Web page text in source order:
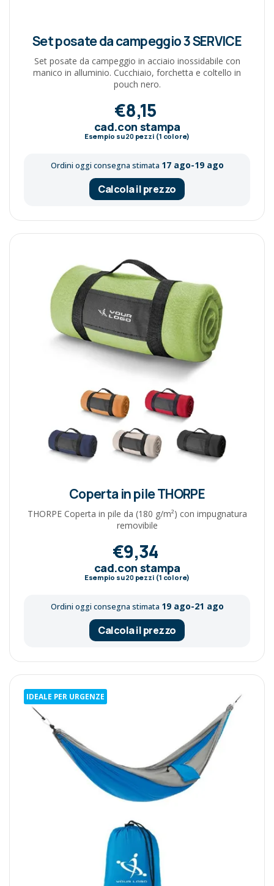
Set posate da campeggio 3 SERVICE
Set posate da campeggio in acciaio inossidabile con
manico in alluminio. Cucchiaio, forchetta e coltello in
pouch nero.
€8,15
cad.con stampa
Esempio su20pezzi (1 colore)
Ordini oggi consegna stimata 17 ago-19 ago
Calcola il prezzo
Coperta in pile THORPE
THORPE Coperta in pile da (180 g/m²) con impugnatura
removibile
€9,34
cad.con stampa
Esempio su20pezzi (1 colore)
Ordini oggi consegna stimata 19 ago-21 ago
Calcola il prezzo
IDEALE PER URGENZE